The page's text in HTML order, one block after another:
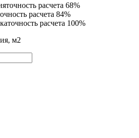
точность расчета 68%
расчета 84%
точность расчета 100%
м2